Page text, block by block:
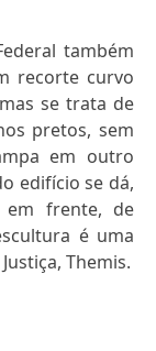
também
recorte curvo
se trata de
pretos, sem
em outro
edifício se dá,
em frente, de
é uma
Themis.